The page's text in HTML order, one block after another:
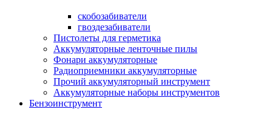
скобозабиватели
гвоздезабиватели
Пистолеты для герметика
Аккумуляторные ленточные пилы
Фонари аккумуляторные
Радиоприемники аккумуляторные
Прочий аккумуляторный инструмент
Аккумуляторные наборы инструментов
Бензоинструмент